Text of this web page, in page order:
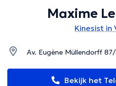
Maxime
Kinesist in
Av. Eugène Müllendorff
Bekijk het